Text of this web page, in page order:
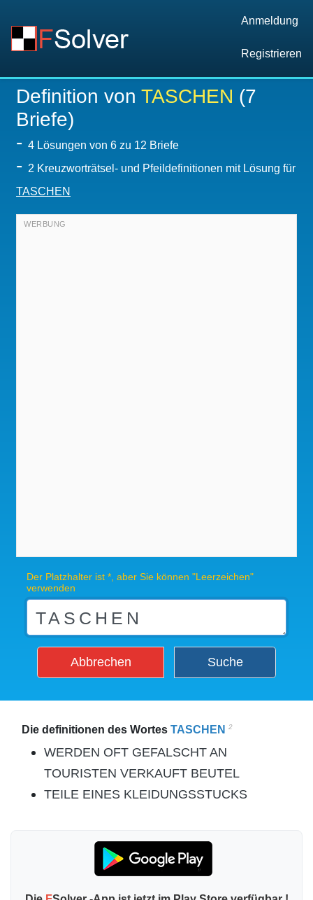
Anmeldung
Registrieren
Definition von TASCHEN (7
Briefe)
- 4 Lösungen von 6 zu 12 Briefe
- 2 Kreuzworträtsel- und Pfeildefinitionen mit Lösung für
TASCHEN
Der Platzhalter ist *, aber Sie können "Leerzeichen"
verwenden
Abbrechen Suche
Die definitionen des Wortes TASCHEN 2
WERDEN OFT GEFALSCHT AN
TOURISTEN VERKAUFT BEUTEL
TEILE EINES KLEIDUNGSSTUCKS